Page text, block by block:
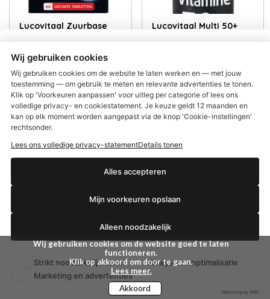
Lucovitaal Zuurbase
€ 19,99 € 10,00
BEKIJKEN
Lucovitaal Multi 50+
BEKIJKEN
Lucovitaal Foliumzuur
+ vitamine D3 tabletten
Lucovitaal Kussensloop
beauty 100% satijn 60 x
Wij gebruiken cookies om de website goed te laten
functioneren.
Klik op akkoord om door te gaan.
Lees meer.
Akkoord
Wij gebruiken cookies
Wij gebruiken cookies om de website te laten werken en — met jouw
toestemming — om gebruik te meten en relevante advertenties te tonen.
Klik op 'Voorkeuren aanpassen' voor uitleg per categorie of lees ons
volledige privacy- en cookiestatement. Je keuze geldt 12 maanden en
kan op elk moment worden aangepast via de knop 'Cookie-instellingen'
rechtsonder.
Lees ons volledige privacy-statementDetails tonen
Alles accepteren
Mijn voorkeuren opslaan
Alleen noodzakelijk
Strikt noodzakelijk(altijd)
Analyse en optimalisatie
Marketing en advertenties
Marketing by GMU
€2,50 korting?
Ja, ik wil korting